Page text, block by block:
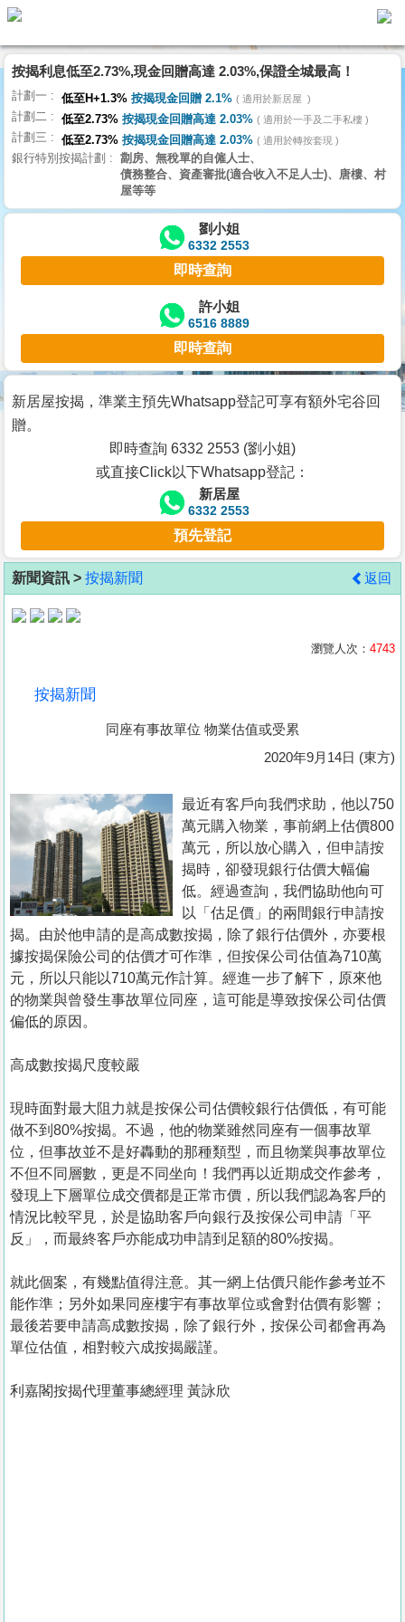
代
理
主
頁
搵
樓/
交
業
主
宅
谷
按
客
地
產
業
冊
關
於
我
們
按揭利息低至2.73%,現金回贈高達 2.03%,保證全城最高！
計劃一 低至H+1.3% 按揭現金回贈 2.1% 適用於新居屋
計劃二 低至2.73% 按揭現金回贈高達 2.03% 適用於一手及二手私樓
計劃三 低至2.73% 按揭現金回贈高達 2.03% 適用於轉按套現
銀行特別按揭計劃
劏房、無稅單的自僱人士、
債務整合、資產審批(適合收入不足人士)、唐樓、村
屋等等
劉小姐
6332 2553
即時查詢
許小姐
6516 8889
即時查詢
新居屋按揭，準業主預先Whatsapp登記可享有額外宅谷回
贈。
即時查詢 6332 2553 (劉小姐)
或直接Click以下Whatsapp登記：
新居屋
6332 2553
預先登記
新聞資訊 > 按揭新聞 返回
瀏覽人次： 4743
按揭新聞
同座有事故單位 物業估值或受累
2020年9月14日 (東方)
最近有客戶向我們求助，他以750
萬元購入物業，事前網上估價800
萬元，所以放心購入，但申請按
揭時，卻發現銀行估價大幅偏
低。經過查詢，我們協助他向可
以「估足價」的兩間銀行申請按
揭。由於他申請的是高成數按揭，除了銀行估價外，亦要根
據按揭保險公司的估價才可作準，但按保公司估值為710萬
元，所以只能以710萬元作計算。經進一步了解下，原來他
的物業與曾發生事故單位同座，這可能是導致按保公司估價
偏低的原因。
高成數按揭尺度較嚴
現時面對最大阻力就是按保公司估價較銀行估價低，有可能
做不到80%按揭。不過，他的物業雖然同座有一個事故單
位，但事故並不是好轟動的那種類型，而且物業與事故單位
不但不同層數，更是不同坐向！我們再以近期成交作參考，
發現上下層單位成交價都是正常市價，所以我們認為客戶的
情況比較罕見，於是協助客戶向銀行及按保公司申請「平
反」，而最終客戶亦能成功申請到足額的80%按揭。
就此個案，有幾點值得注意。其一網上估價只能作參考並不
能作準；另外如果同座樓宇有事故單位或會對估價有影響；
最後若要申請高成數按揭，除了銀行外，按保公司都會再為
單位估值，相對較六成按揭嚴謹。
利嘉閣按揭代理董事總經理 黃詠欣